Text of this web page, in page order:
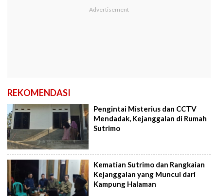
REKOMENDASI
Pengintai Misterius dan CCTV
Mendadak, Kejanggalan di Rumah
Sutrimo
Kematian Sutrimo dan Rangkaian
Kejanggalan yang Muncul dari
Kampung Halaman